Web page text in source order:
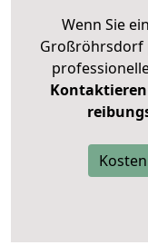
Wenn Sie
Großröhrsdorf